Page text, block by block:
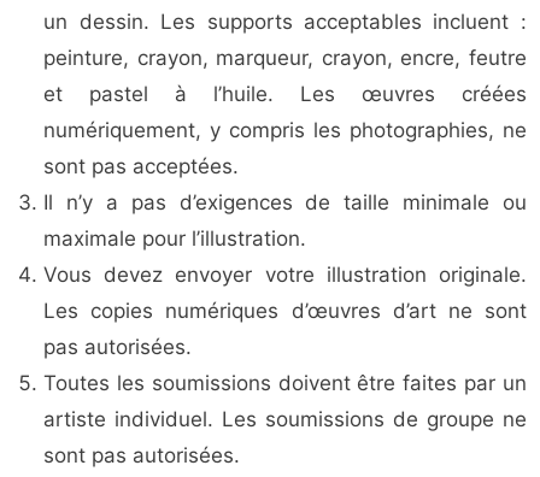
un dessin. Les supports acceptables incluent :
peinture, crayon, marqueur, crayon, encre, feutre
et pastel à l’huile. Les œuvres créées
numériquement, y compris les photographies, ne
sont pas acceptées.
Il n’y a pas d’exigences de taille minimale ou
maximale pour l’illustration.
Vous devez envoyer votre illustration originale.
Les copies numériques d’œuvres d’art ne sont
pas autorisées.
Toutes les soumissions doivent être faites par un
artiste individuel. Les soumissions de groupe ne
sont pas autorisées.